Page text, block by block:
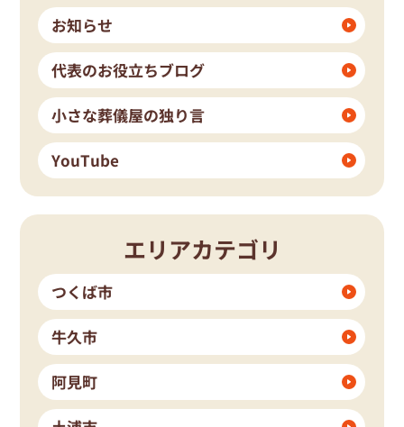
お知らせ
代表のお役立ちブログ
小さな葬儀屋の独り言
YouTube
エリアカテゴリ
つくば市
牛久市
阿見町